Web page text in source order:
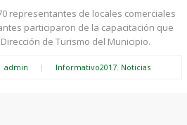
representantes de locales comerciales
participaron de la capacitación que
de Turismo del Municipio.
admin | Informativo2017, Noticias